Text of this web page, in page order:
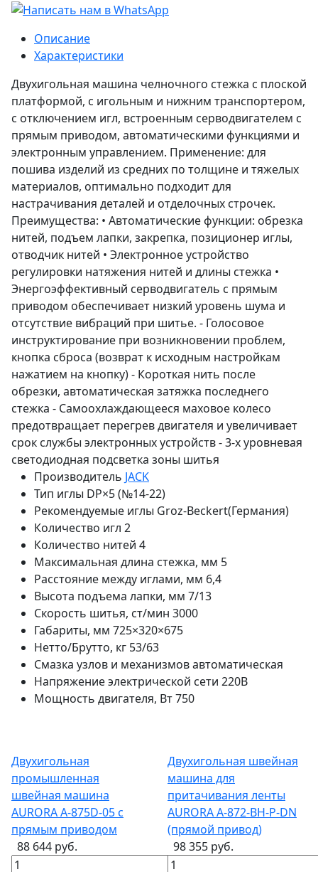
Описание
Характеристики
Двухигольная машина челночного стежка с плоской
платформой, с игольным и нижним транспортером,
с отключением игл, встроенным серводвигателем с
прямым приводом, автоматическими функциями и
электронным управлением. Применение: для
пошива изделий из средних по толщине и тяжелых
материалов, оптимально подходит для
настрачивания деталей и отделочных строчек.
Преимущества: • Автоматические функции: обрезка
нитей, подъем лапки, закрепка, позиционер иглы,
отводчик нитей • Электронное устройство
регулировки натяжения нитей и длины стежка •
Энергоэффективный серводвигатель с прямым
приводом обеспечивает низкий уровень шума и
отсутствие вибраций при шитье. - Голосовое
инструктирование при возникновении проблем,
кнопка сброса (возврат к исходным настройкам
нажатием на кнопку) - Короткая нить после
обрезки, автоматическая затяжка последнего
стежка - Самоохлаждающееся маховое колесо
предотвращает перегрев двигателя и увеличивает
срок службы электронных устройств - 3-х уровневая
светодиодная подсветка зоны шитья
Производитель JACK
Тип иглы DP×5 (№14-22)
Рекомендуемые иглы Groz-Beckert(Германия)
Количество игл 2
Количество нитей 4
Максимальная длина стежка, мм 5
Расстояние между иглами, мм 6,4
Высота подъема лапки, мм 7/13
Скорость шитья, ст/мин 3000
Габариты, мм 725×320×675
Нетто/Брутто, кг 53/63
Смазка узлов и механизмовавтоматическая
Напряжение электрической сети 220В
Мощность двигателя, Вт750
Двухигольная
промышленная
швейная машина
AURORA A-875D-05 с
прямым приводом
88 644 руб.
Двухигольная швейная
машина для
притачивания ленты
AURORA A-872-BH-P-DN
(прямой привод)
98 355 руб.